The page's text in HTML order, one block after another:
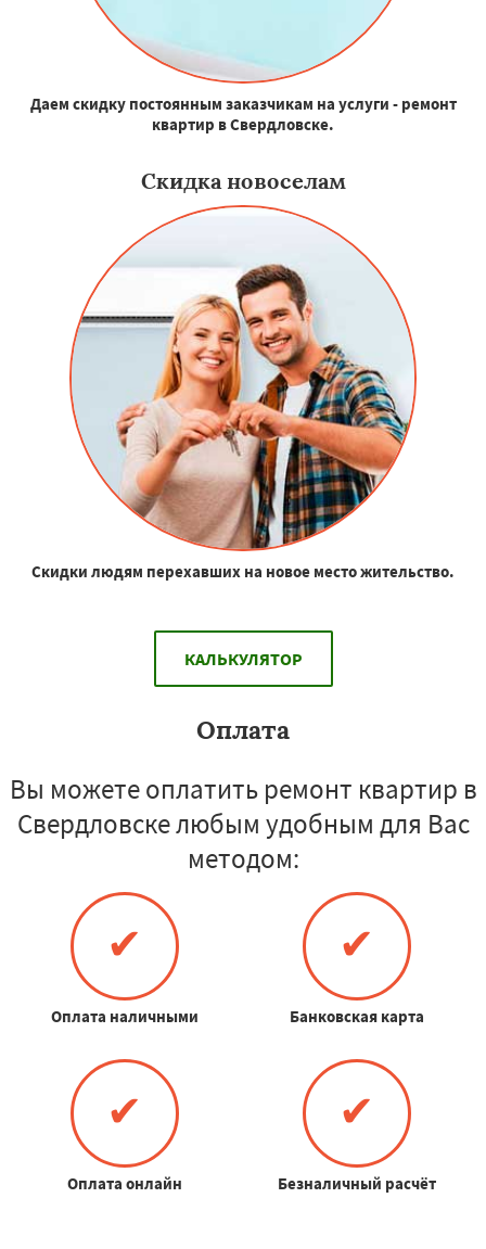
Даем скидку постоянным заказчикам на услуги - ремонт
квартир в Свердловске.
Скидка новоселам
Скидки людям перехавших на новое место жительство.
КАЛЬКУЛЯТОР
Оплата
Вы можете оплатить ремонт квартир в
Свердловске любым удобным для Вас
методом:
✔
Оплата наличными
✔
Банковская карта
✔
Оплата онлайн
✔
Безналичный расчёт